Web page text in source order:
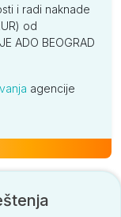
i radi naknade
od
ADO BEOGRAD
agencije